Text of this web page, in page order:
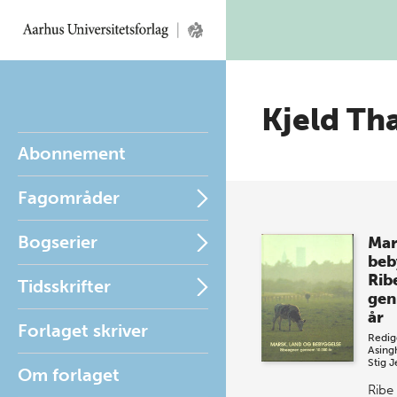
Abonnement
Fagområder
Bogserier
Tidsskrifter
Forlaget skriver
Om forlaget
Kjeld
år
Stig